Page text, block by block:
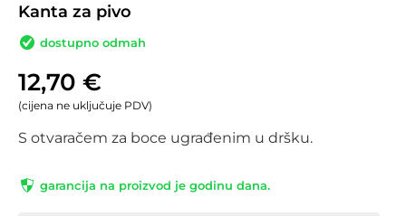
Kanta za pivo
dostupno odmah
12,70 €
(cijena ne uključuje PDV)
S otvaračem za boce ugrađenim u dršku.
garancija na proizvod je godinu dana.